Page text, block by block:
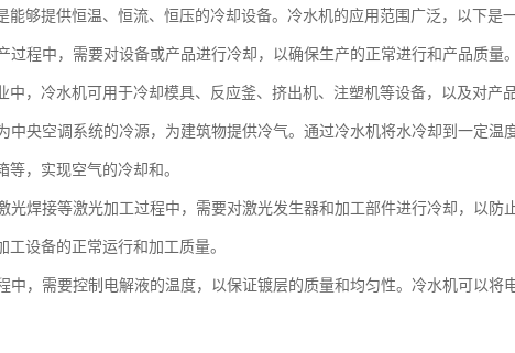
能够提供恒温、恒流、恒压的冷却设备。冷水机的应用范围广泛，以下是
过程中，需要对设备或产品进行冷却，以确保生产的正常进行和产品质量
中，冷水机可用于冷却模具、反应釜、挤出机、注塑机等设备，以及对产
中央空调系统的冷源，为建筑物提供冷气。通过冷水机将水冷却到一定温
，实现空气的冷却和。
光焊接等激光加工过程中，需要对激光发生器和加工部件进行冷却，以防
设备的正常运行和加工质量。
中，需要控制电解液的温度，以保证镀层的质量和均匀性。冷水机可以将